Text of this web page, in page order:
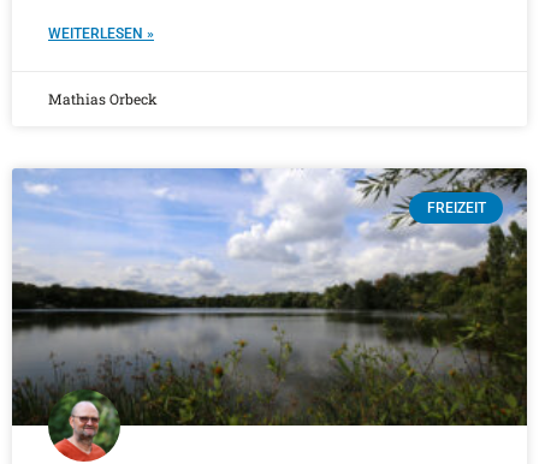
WEITERLESEN »
Mathias Orbeck
FREIZEIT